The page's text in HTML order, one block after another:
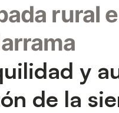
rural
y
de la